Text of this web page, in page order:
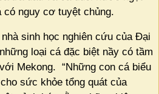
nguy cơ tuyệt chủng.
sinh học nghiên cứu của Đại
loại cá đặc biệt nầy có tầm
Mekong. “Những con cá biểu
sức khỏe tổng quát của